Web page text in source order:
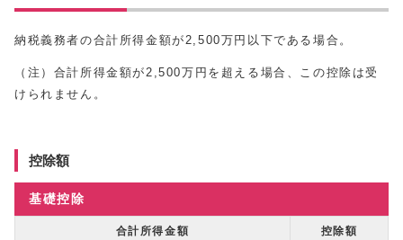
納税義務者の合計所得金額が2,500万円以下である場合。
（注）合計所得金額が2,500万円を超える場合、この控除は受
けられません。
控除額
基礎控除
合計所得金額 控除額